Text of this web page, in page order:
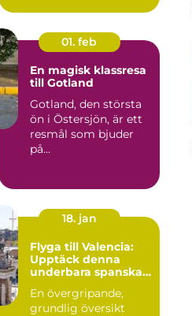
01. feb
En magisk klassresa
till Gotland
Gotland, den största
ön i Östersjön, är ett
resmål som bjuder
på...
18. jan
Flyga till Valencia:
Upptäck denna
underbara spanska
En övergripande,
grundlig översikt